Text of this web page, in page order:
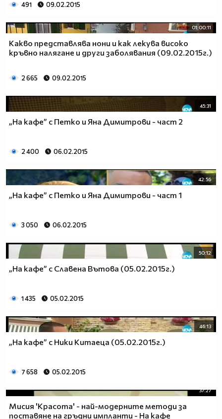
491 09.02.2015
01:00:11
Какво представлява нони и как лекува високо
кръвно налягане и други заболявания (09.02.2015г.)
2 665 09.02.2015
45:31
„На кафе” с Петко и Яна Димитрови - част 2
2 400 06.02.2015
42:56
„На кафе” с Петко и Яна Димитрови - част 1
3 050 06.02.2015
50:12
„На кафе” с Славена Вътова (05.02.2015г.)
1 435 05.02.2015
46:13
„На кафе” с Ники Китаеца (05.02.2015г.)
7 658 05.02.2015
37:27
Мисия 'Красота' - най-модерните методи за
поставяне на гръдни импланти - На кафе